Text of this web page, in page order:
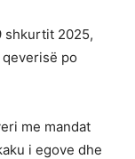
shkurtit 2025,
po
me mandat
i egove dhe